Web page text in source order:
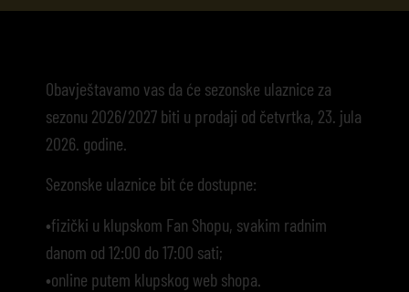
Obavještavamo vas da će sezonske ulaznice za
sezonu 2026/2027 biti u prodaji od četvrtka, 23. jula
2026. godine.
Sezonske ulaznice bit će dostupne:
•fizički u klupskom Fan Shopu, svakim radnim
danom od 12:00 do 17:00 sati;
•online putem klupskog web shopa.